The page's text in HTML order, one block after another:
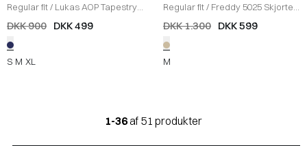
Regular fit/ Lukas AOP Tapestry
Skjorte/ DARK NAVY
DKK 900 DKK 499
S M XL
Regular fit/ Freddy 5025 Skjorte
ECRU
DKK 1.300 DKK 599
M
1-36 af 51 produkter